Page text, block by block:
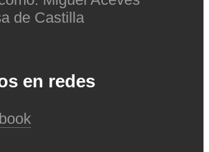
de Castilla
en redes